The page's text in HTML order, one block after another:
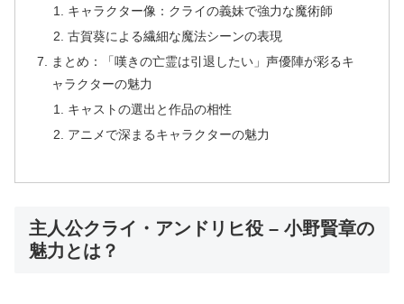
キャラクター像：クライの義妹で強力な魔術師
古賀葵による繊細な魔法シーンの表現
まとめ：「嘆きの亡霊は引退したい」声優陣が彩るキ
ャラクターの魅力
キャストの選出と作品の相性
アニメで深まるキャラクターの魅力
主人公クライ・アンドリヒ役 – 小野賢章の
魅力とは？